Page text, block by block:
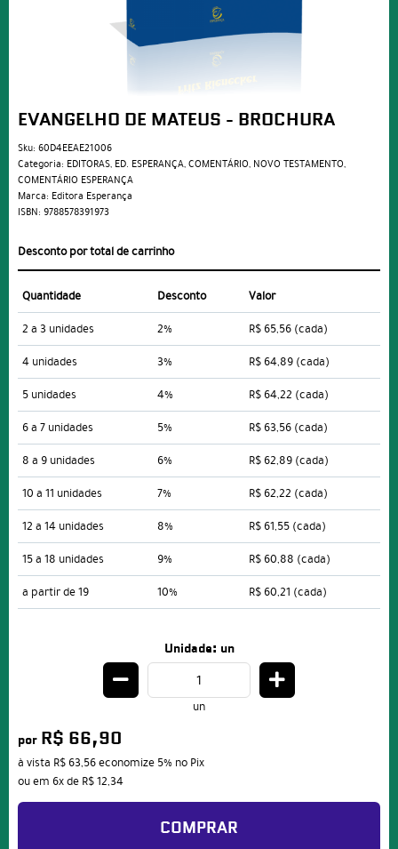
EVANGELHO DE MATEUS - BROCHURA
Sku: 60D4EEAE21006
Categoria: EDITORAS, ED. ESPERANÇA,COMENTÁRIO, NOVO TESTAMENTO,
COMENTÁRIO ESPERANÇA
Marca: Editora Esperança
ISBN: 9788578391973
Desconto por total de carrinho
Quantidade Desconto
Valor
2 a 3 unidades
2% R$ 65,56 (cada)
4 unidades
3% R$ 64,89 (cada)
5 unidades
4% R$ 64,22 (cada)
6 a 7 unidades
5% R$ 63,56 (cada)
8 a 9 unidades
6% R$ 62,89 (cada)
10 a 11 unidades
7% R$ 62,22 (cada)
12 a 14 unidades
8% R$ 61,55 (cada)
15 a 18 unidades
9% R$ 60,88 (cada)
a partir de 19
10% R$ 60,21 (cada)
Unidade: un
un
por R$ 66,90
à vista R$ 63,56economize 5% no Pix
ou em 6xde R$ 12,34
COMPRAR